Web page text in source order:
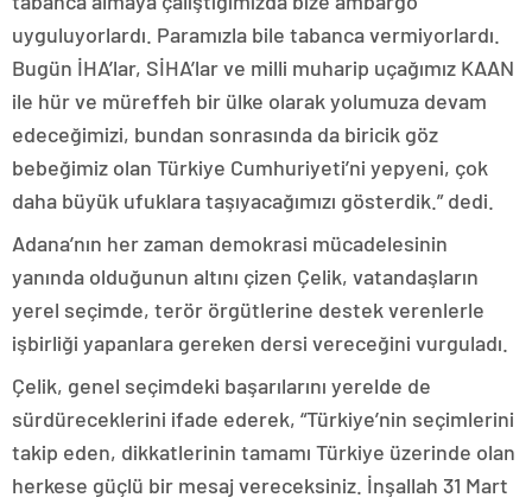
uyguluyorlardı. Paramızla bile tabanca vermiyorlardı.
Bugün İHA’lar, SİHA’lar ve milli muharip uçağımız KAAN
ile hür ve müreffeh bir ülke olarak yolumuza devam
edeceğimizi, bundan sonrasında da biricik göz
bebeğimiz olan Türkiye Cumhuriyeti’ni yepyeni, çok
daha büyük ufuklara taşıyacağımızı gösterdik.” dedi.
Adana’nın her zaman demokrasi mücadelesinin
yanında olduğunun altını çizen Çelik, vatandaşların
yerel seçimde, terör örgütlerine destek verenlerle
işbirliği yapanlara gereken dersi vereceğini vurguladı.
Çelik, genel seçimdeki başarılarını yerelde de
sürdüreceklerini ifade ederek, “Türkiye’nin seçimlerini
takip eden, dikkatlerinin tamamı Türkiye üzerinde olan
herkese güçlü bir mesaj vereceksiniz. İnşallah 31 Mart